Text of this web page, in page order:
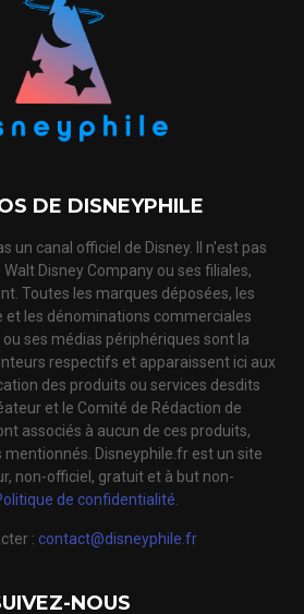
DE DISNEYPHILE
un canal officiel de Disney. Il n'est pas
Disney Company ou ses filiales,
Toutes les marques déposées, les
et les dénominations commerciales
ses médias périphériques sont la
respectifs et apparaissent ici aux
des produits ou services desdits
et le Comité de Rédaction de
associés à aucun de ces produits,
mentionnés. Disneyphile.fr est un site
non-officiel, gratuit et à but non-
de confidentialité.
: contact@disneyphile.fr
NOUS